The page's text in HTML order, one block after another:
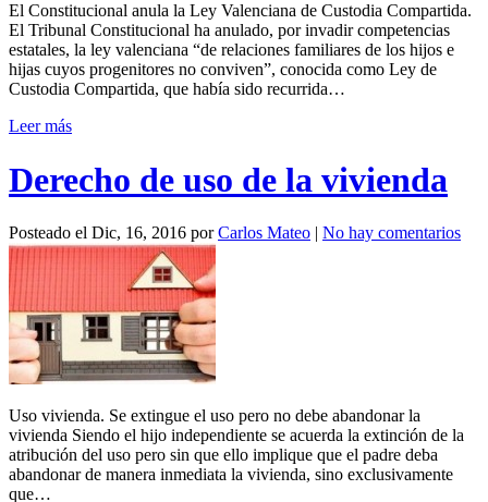
El Constitucional anula la Ley Valenciana de Custodia Compartida.
El Tribunal Constitucional ha anulado, por invadir competencias
estatales, la ley valenciana “de relaciones familiares de los hijos e
hijas cuyos progenitores no conviven”, conocida como Ley de
Custodia Compartida, que había sido recurrida…
Leer más
Derecho de uso de la vivienda
Posteado el Dic, 16, 2016 porCarlos Mateo | No hay comentarios
Uso vivienda. Se extingue el uso pero no debe abandonar la
vivienda Siendo el hijo independiente se acuerda la extinción de la
atribución del uso pero sin que ello implique que el padre deba
abandonar de manera inmediata la vivienda, sino exclusivamente
que…